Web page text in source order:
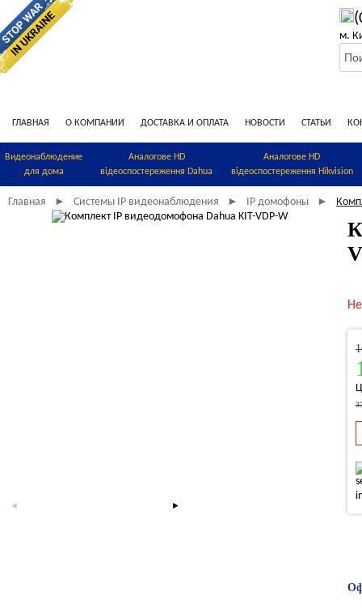
м.
ГЛАВНАЯ О КОМПАНИИ ДОСТАВКА И ОПЛАТА НОВОСТИ СТАТЬИ
Видеонаблюдение
для дома
Аналогове HD
відеоспостереження Dahua
Аналогове HD
відеоспостереження Hikvision
Главная ► Системы IP видеонаблюдения ► IP домофоны ►